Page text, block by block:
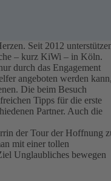
Seit 2012
– kurz KiWi – in Köln.
durch das Engagement
angeboten werden
Die beim Besuch
Tipps für die erste
Partner. Auch die
der Tour der Hoffnung
mit einer tollen
Unglaubliches bewegen